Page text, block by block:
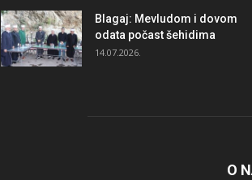
Blagaj: Mevludom i dovom
odata počast šehidima
14.07.2026.
O